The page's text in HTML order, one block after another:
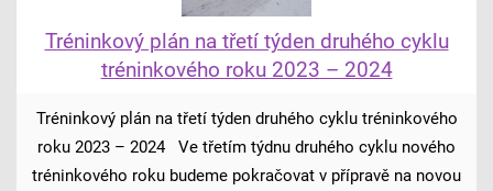
Tréninkový plán na třetí týden druhého cyklu
tréninkového roku 2023 – 2024
Tréninkový plán na třetí týden druhého cyklu tréninkového
roku 2023 – 2024 Ve třetím týdnu druhého cyklu nového
tréninkového roku budeme pokračovat v přípravě na novou